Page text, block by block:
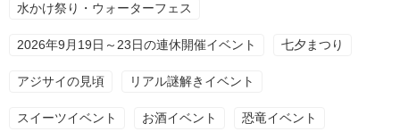
水かけ祭り・ウォーターフェス
2026年9月19日～23日の連休開催イベント 七夕まつり
アジサイの見頃 リアル謎解きイベント
スイーツイベント お酒イベント 恐竜イベント